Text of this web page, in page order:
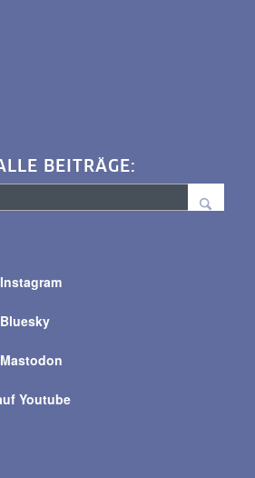
BEITRÄGE:
Youtube